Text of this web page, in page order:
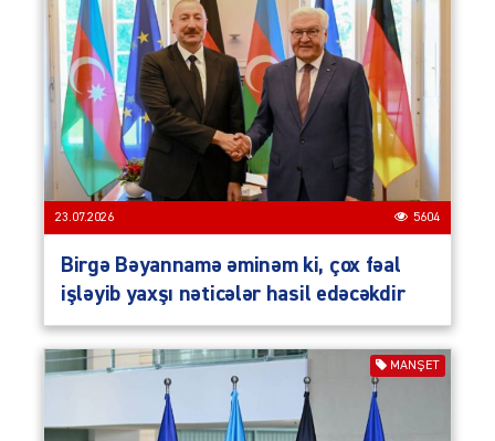
23.07.2026 5604
Birgə Bəyannamə əminəm ki, çox fəal
işləyib yaxşı nəticələr hasil edəcəkdir
MANŞET